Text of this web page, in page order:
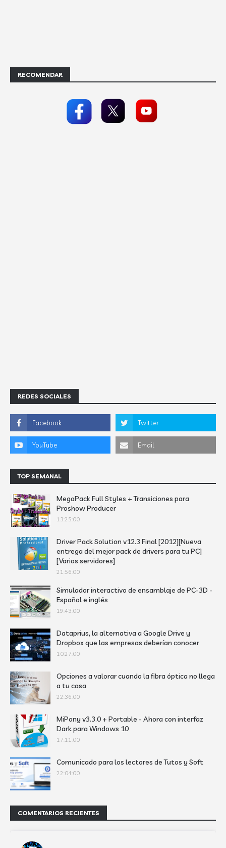
RECOMENDAR
REDES SOCIALES
TOP SEMANAL
MegaPack Full Styles + Transiciones para
Proshow Producer
13:25:00
Driver Pack Solution v12.3 Final [2012][Nueva
entrega del mejor pack de drivers para tu PC]
[Varios servidores]
21:56:00
Simulador interactivo de ensamblaje de PC-3D -
Español e inglés
19:43:00
Dataprius, la alternativa a Google Drive y
Dropbox que las empresas deberían conocer
10:27:00
Opciones a valorar cuando la fibra óptica no llega
a tu casa
22:36:00
MiPony v3.3.0 + Portable - Ahora con interfaz
Dark para Windows 10
17:11:00
Comunicado para los lectores de Tutos y Soft
22:04:00
COMENTARIOS RECIENTES